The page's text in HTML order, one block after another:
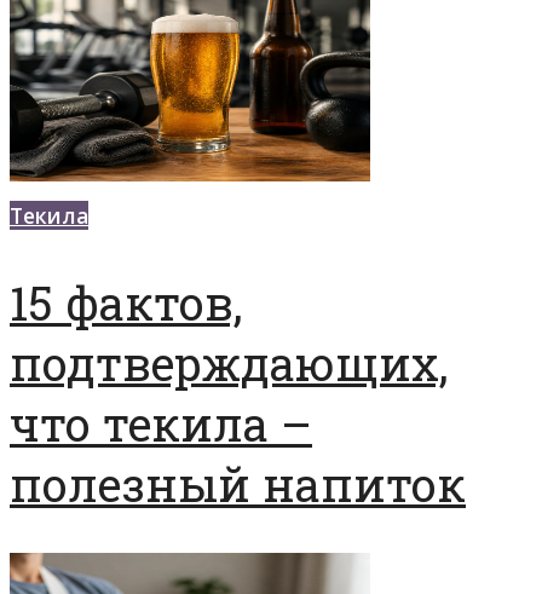
Текила
15 фактов,
подтверждающих,
что текила –
полезный напиток